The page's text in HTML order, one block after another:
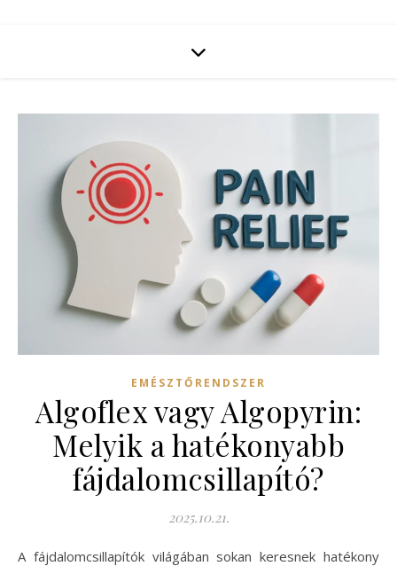
EMÉSZTŐRENDSZER
Algoflex vagy Algopyrin:
Melyik a hatékonyabb
fájdalomcsillapító?
2025.10.21.
A fájdalomcsillapítók világában sokan keresnek hatékony